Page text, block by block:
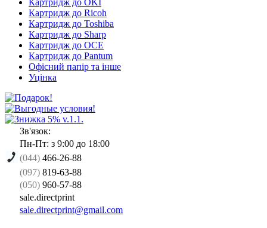
Картридж до Ricoh
Картридж до Toshiba
Картридж до Sharp
Картридж до OCE
Картридж до Pantum
Офісний папір та інше
Уцінка
Зв'язок:
Пн-Пт: з 9:00 до 18:00
(044) 466-26-88
(097) 819-63-88
(050) 960-57-88
sale.directprint
sale.directprint@gmail.com